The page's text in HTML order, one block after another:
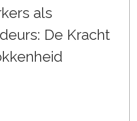
als
De Kracht